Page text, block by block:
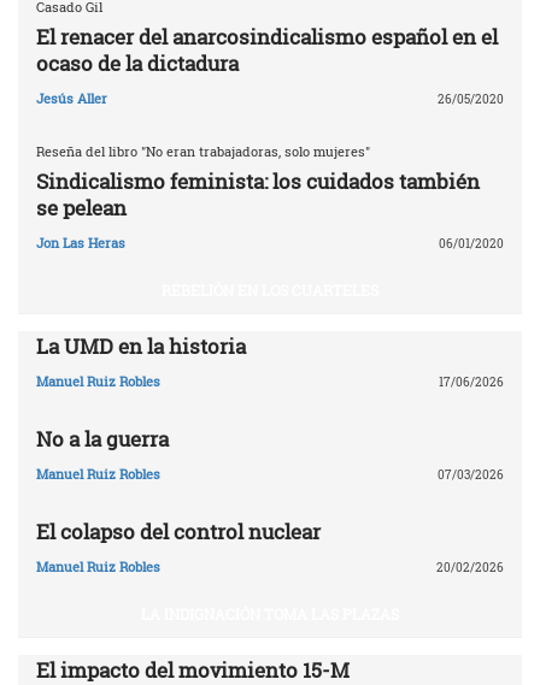
Casado Gil
El renacer del anarcosindicalismo español en el
ocaso de la dictadura
Jesús Aller 26/05/2020
Reseña del libro "No eran trabajadoras, solo mujeres"
Sindicalismo feminista: los cuidados también
se pelean
Jon Las Heras 06/01/2020
La UMD en la historia
Manuel Ruiz Robles 17/06/2026
No a la guerra
Manuel Ruiz Robles 07/03/2026
El colapso del control nuclear
Manuel Ruiz Robles 20/02/2026
El impacto del movimiento 15-M